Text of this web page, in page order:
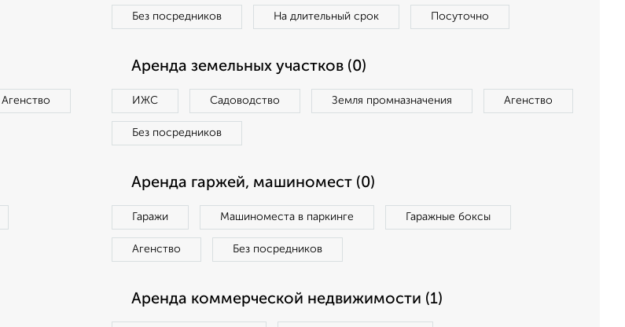
Без посредников На длительный срок Посуточно
Агенство
Аренда земельных участков (0)
ИЖС Садоводство Земля промназначения Агенство
Без посредников
Аренда гаржей, машиномест (0)
Гаражи Машиноместа в паркинге Гаражные боксы
Агенство Без посредников
Аренда коммерческой недвижимости (1)